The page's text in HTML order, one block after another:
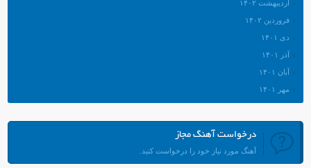
اردیبهشت ۱۴۰۲
فروردین ۱۴۰۲
دی ۱۴۰۱
آذر ۱۴۰۱
آبان ۱۴۰۱
مهر ۱۴۰۱
مرداد ۱۴۰۱
تیر ۱۴۰۱
درخواست آهنگ مجاز
آهنگ مورد نیاز خود را درخواست کنید.